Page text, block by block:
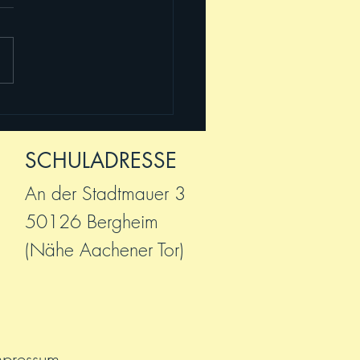
SCHULADRESSE
An der Stadtmauer 3
50126 Bergheim
(Nähe Aachener Tor)